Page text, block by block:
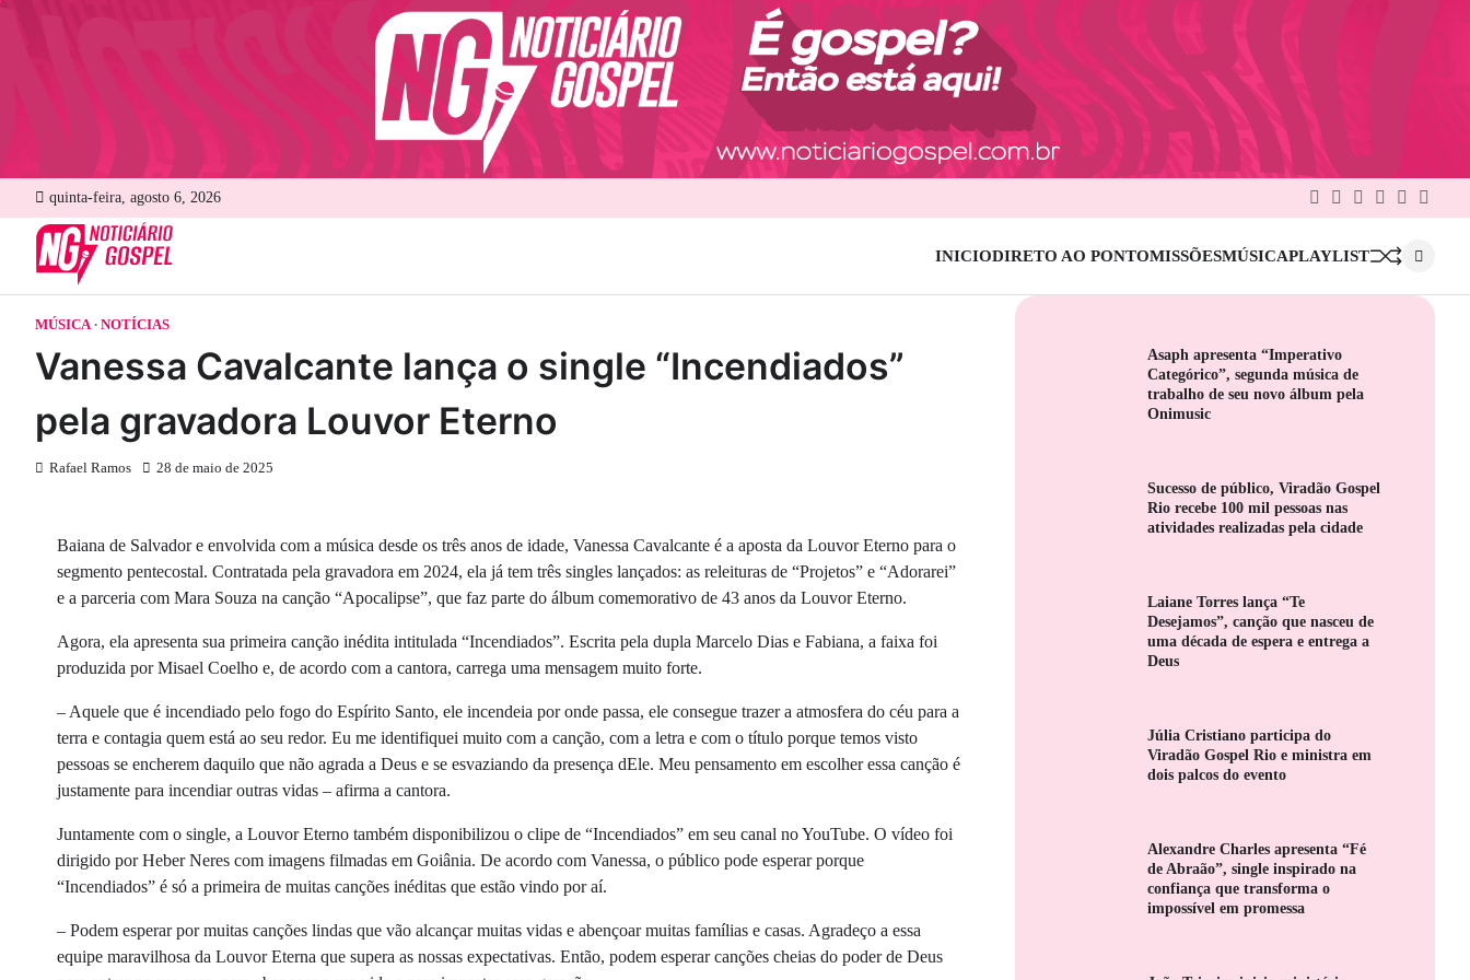
quinta-feira, agosto 6, 2026 Facebook
Twitter
Google
Linkedin
Pinterest
INICIODIRETO AO PONTOMISSÕESMÚSICAPLAYLIST
MÚSICA NOTÍCIAS
Vanessa Cavalcante lança o single “Incendiados”
pela gravadora Louvor Eterno
Rafael Ramos 28 de maio de 2025
Baiana de Salvador e envolvida com a música desde os três anos de idade, Vanessa Cavalcante é a aposta da Louvor Eterno para o
segmento pentecostal. Contratada pela gravadora em 2024, ela já tem três singles lançados: as releituras de “Projetos” e “Adorarei”
e a parceria com Mara Souza na canção “Apocalipse”, que faz parte do álbum comemorativo de 43 anos da Louvor Eterno.
Agora, ela apresenta sua primeira canção inédita intitulada “Incendiados”. Escrita pela dupla Marcelo Dias e Fabiana, a faixa foi
produzida por Misael Coelho e, de acordo com a cantora, carrega uma mensagem muito forte.
– Aquele que é incendiado pelo fogo do Espírito Santo, ele incendeia por onde passa, ele consegue trazer a atmosfera do céu para a
terra e contagia quem está ao seu redor. Eu me identifiquei muito com a canção, com a letra e com o título porque temos visto
pessoas se encherem daquilo que não agrada a Deus e se esvaziando da presença dEle. Meu pensamento em escolher essa canção é
justamente para incendiar outras vidas – afirma a cantora.
Juntamente com o single, a Louvor Eterno também disponibilizou o clipe de “Incendiados” em seu canal no YouTube. O vídeo foi
dirigido por Heber Neres com imagens filmadas em Goiânia. De acordo com Vanessa, o público pode esperar porque
“Incendiados” é só a primeira de muitas canções inéditas que estão vindo por aí.
– Podem esperar por muitas canções lindas que vão alcançar muitas vidas e abençoar muitas famílias e casas. Agradeço a essa
equipe maravilhosa da Louvor Eterna que supera as nossas expectativas. Então, podem esperar canções cheias do poder de Deus
Asaph apresenta “Imperativo
Categórico”, segunda música de
trabalho de seu novo álbum pela
Onimusic
Sucesso de público, Viradão Gospel
Rio recebe 100 mil pessoas nas
atividades realizadas pela cidade
Laiane Torres lança “Te
Desejamos”, canção que nasceu de
uma década de espera e entrega a
Deus
Júlia Cristiano participa do
Viradão Gospel Rio e ministra em
dois palcos do evento
Alexandre Charles apresenta “Fé
de Abraão”, single inspirado na
confiança que transforma o
impossível em promessa